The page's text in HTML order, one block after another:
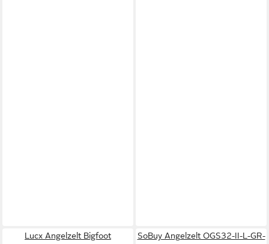
Lucx Angelzelt Bigfoot
SoBuy Angelzelt OGS32-II-L-GR-